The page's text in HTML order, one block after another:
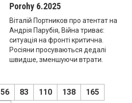
Porohy 6.2025
Віталій Портников про атентат на
Андрія Парубія, Війна триває:
ситуація на фронті критична.
Росіяни просуваються дедалі
швидше, зменшуючи втрати.
56 83 110 138
165